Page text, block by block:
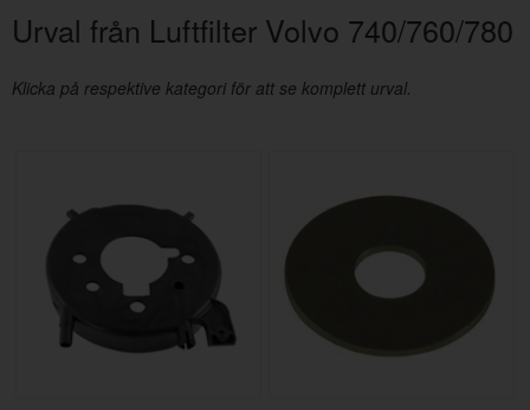
Urval från Luftfilter Volvo 740/760/780
Klicka på respektive kategori för att se komplett urval.